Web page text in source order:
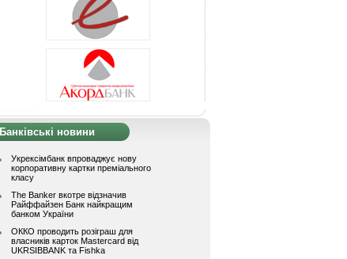
Банківські новини
Укрексімбанк впроваджує нову
корпоративну картки преміального
класу
The Banker вкотре відзначив
Райффайзен Банк найкращим
банком України
ОККО проводить розіграш для
власників карток Mastercard від
UKRSIBBANK та Fishka